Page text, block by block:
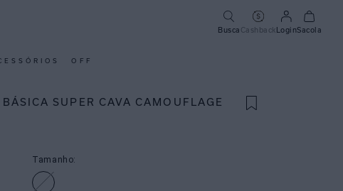
Busca CashbackLoginSacola
OFF
SUPER CAVA CAMOUFLAGE
Tamanho: